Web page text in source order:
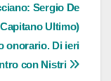
Sergio De
Ultimo)
onorario. Di ieri
con Nistri